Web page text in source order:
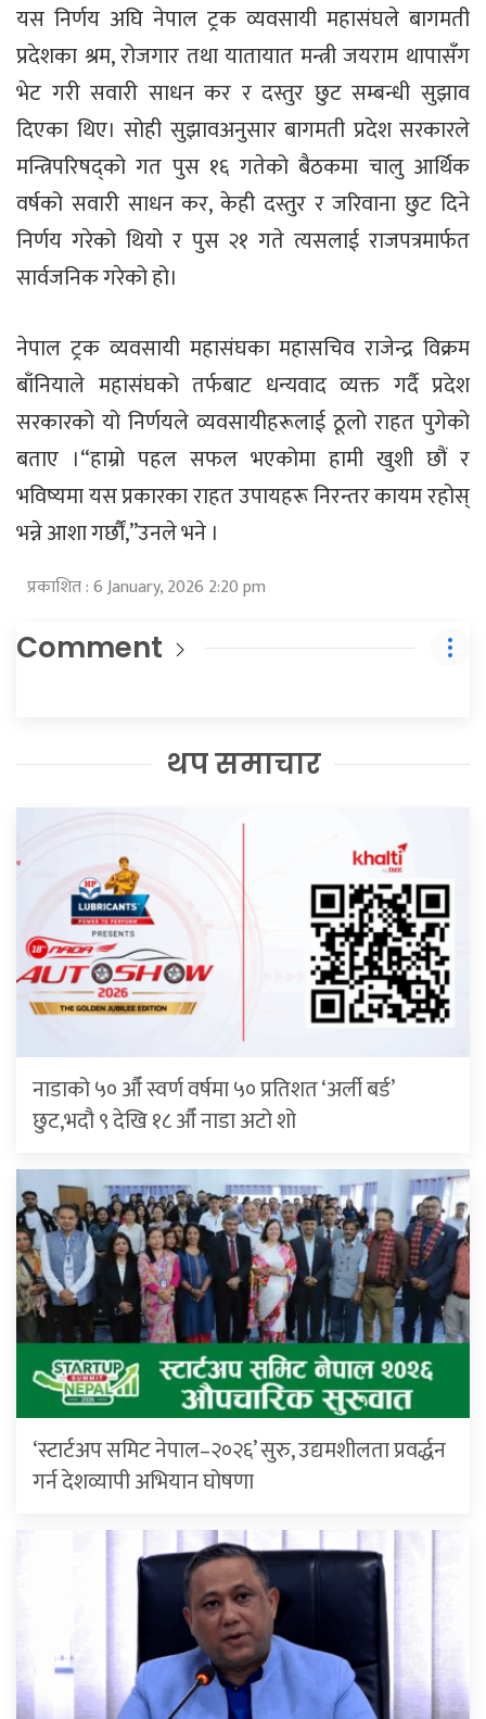
यस निर्णय अघि नेपाल ट्रक व्यवसायी महासंघले बागमती
प्रदेशका श्रम, रोजगार तथा यातायात मन्त्री जयराम थापासँग
भेट गरी सवारी साधन कर र दस्तुर छुट सम्बन्धी सुझाव
दिएका थिए। सोही सुझावअनुसार बागमती प्रदेश सरकारले
मन्त्रिपरिषद्‌को गत पुस १६ गतेको बैठकमा चालु आर्थिक
वर्षको सवारी साधन कर, केही दस्तुर र जरिवाना छुट दिने
निर्णय गरेको थियो र पुस २१ गते त्यसलाई राजपत्रमार्फत
सार्वजनिक गरेको हो।
नेपाल ट्रक व्यवसायी महासंघका महासचिव राजेन्द्र विक्रम
बाँनियाले महासंघको तर्फबाट धन्यवाद व्यक्त गर्दै प्रदेश
सरकारको यो निर्णयले व्यवसायीहरूलाई ठूलो राहत पुगेको
बताए ।“हाम्रो पहल सफल भएकोमा हामी खुशी छौं र
भविष्यमा यस प्रकारका राहत उपायहरू निरन्तर कायम रहोस्
भन्ने आशा गर्छौं,”उनले भने ।
प्रकाशित : 6 January, 2026 2:20 pm
Comment
थप समाचार
नाडाको ५० औँ स्वर्ण वर्षमा ५० प्रतिशत ‘अर्ली बर्ड’
छुट,भदौ ९ देखि १८ औँ नाडा अटो शो
‘स्टार्टअप समिट नेपाल–२०२६’ सुरु, उद्यमशीलता प्रवर्द्धन
गर्न देशव्यापी अभियान घोषणा